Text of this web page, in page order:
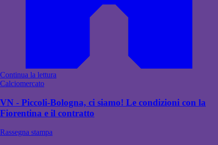
Continua la lettura
Calciomercato
VN - Piccoli-Bologna, ci siamo! Le condizioni con la
Fiorentina e il contratto
Rassegna stampa